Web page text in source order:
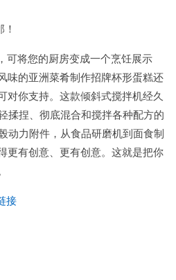
可将您的厨房变成一个烹饪展示
味的亚洲菜肴制作招牌杯形蛋糕还
对你支持。这款倾斜式搅拌机经久
揉捏、彻底混合和搅拌各种配方的
动力附件，从食品研磨机到面食制
更有创意、更有创意。这就是把你
接